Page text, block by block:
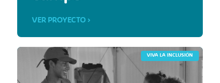
VER PROYECTO >
VIVA LA INCLUSIÓN